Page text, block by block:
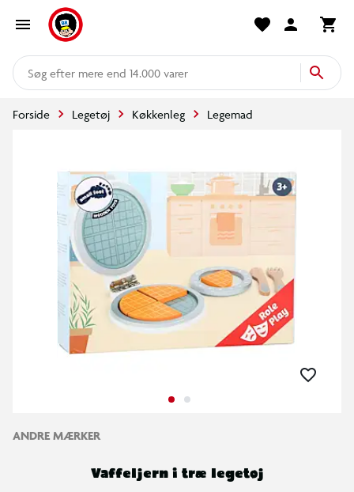
mere end 14.000 varer
Forside Legetøj Køkkenleg Legemad
ANDRE MÆRKER
Vaffeljern i træ legetøj